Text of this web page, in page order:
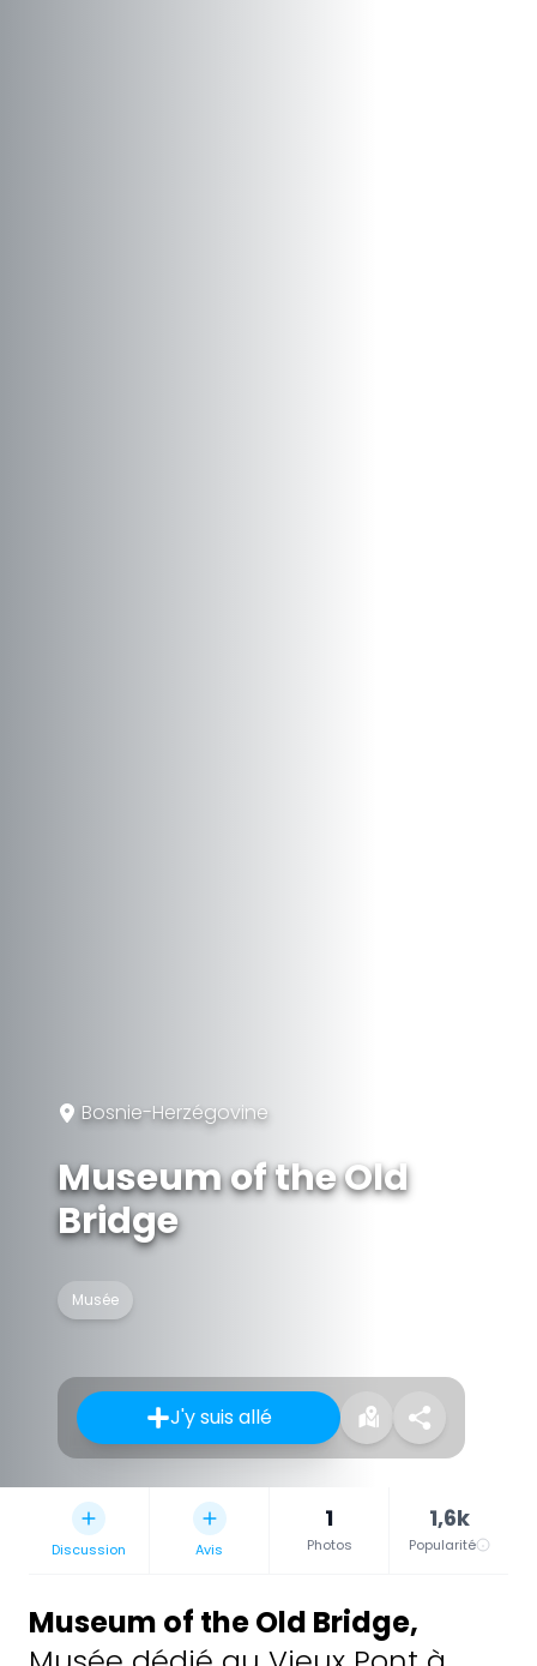
Bosnie-Herzégovine
Museum of the Old
Bridge
Musée
J'y suis allé
Discussion Avis
1
Photos
1,6k
Popularité
Museum of the Old Bridge,